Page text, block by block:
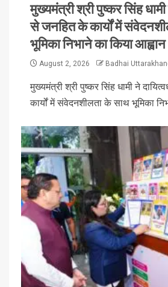
मुख्यमंत्री श्री पुष्कर सिंह धामी
से जनहित के कार्यों में
भूमिका निभाने का किया आह्वान
August 2, 2026 Badhai
मुख्यमंत्री श्री पुष्कर सिंह धामी ने
कार्यों में संवेदनशीलता के साथ भूमिका